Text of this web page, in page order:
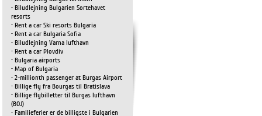
• Biludlejning Bulgarien Sortehavet
resorts
• Rent a car Ski resorts Bulgaria
• Rent a car Bulgaria Sofia
• Biludlejning Varna lufthavn
• Rent a car Plovdiv
• Bulgaria airports
• Map of Bulgaria
• 2-millionth passenger at Burgas Airport
• Billige fly fra Bourgas til Bratislava
• Billige flybilletter til Burgas lufthavn
(BOJ)
• Familieferier er de billigste i Bulgarien